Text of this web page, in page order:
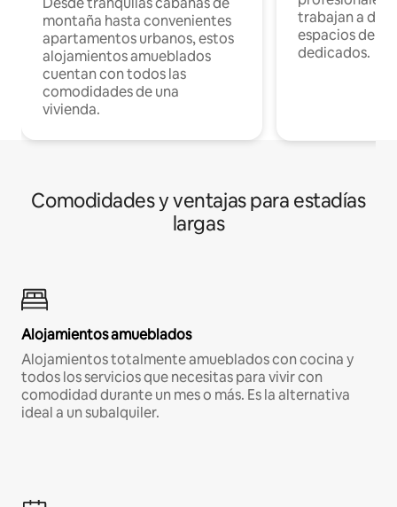
montaña hasta convenientes
apartamentos urbanos, estos
alojamientos amueblados
cuentan con todos las
comodidades de una
vivienda.
trabajan a
espacios de
dedicados.
Comodidades y ventajas para estadías
largas
Alojamientos amueblados
Alojamientos totalmente amueblados con cocina y
todos los servicios que necesitas para vivir con
comodidad durante un mes o más. Es la alternativa
ideal a un subalquiler.